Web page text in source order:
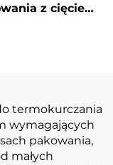
z cięciem
termokurczania
wymagających
pakowania,
małych